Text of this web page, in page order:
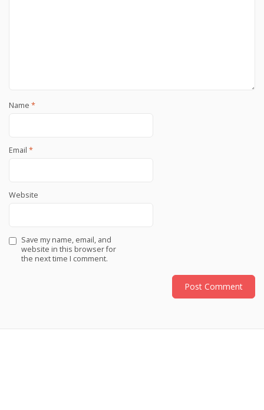
Name *
Email *
Website
Save my name, email, and
website in this browser for
the next time I comment.